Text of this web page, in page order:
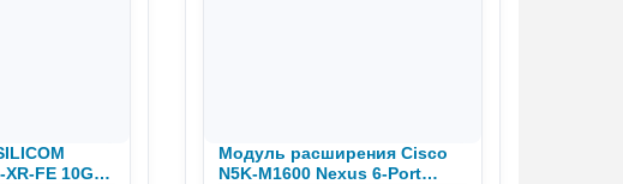
FE 10GbE
Модуль расширения Cisco
N5K-M1600 Nexus 6-Port